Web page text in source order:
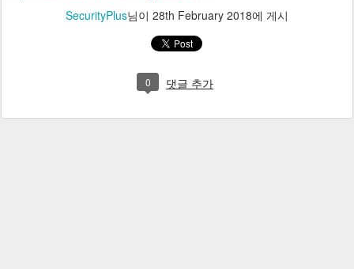
SecurityPlus님이 28th February 2018에 게시
0 댓글 추가